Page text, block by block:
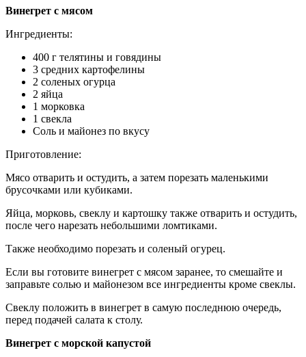
Винегрет с мясом
Ингредиенты:
400 г телятины и говядины
3 средних картофелины
2 соленых огурца
2 яйца
1 морковка
1 свекла
Соль и майонез по вкусу
Приготовление:
Мясо отварить и остудить, а затем порезать маленькими
брусочками или кубиками.
Яйца, морковь, свеклу и картошку также отварить и остудить,
после чего нарезать небольшими ломтиками.
Также необходимо порезать и соленый огурец.
Если вы готовите винегрет с мясом заранее, то смешайте и
заправьте солью и майонезом все ингредиенты кроме свеклы.
Свеклу положить в винегрет в самую последнюю очередь,
перед подачей салата к столу.
Винегрет с морской капустой